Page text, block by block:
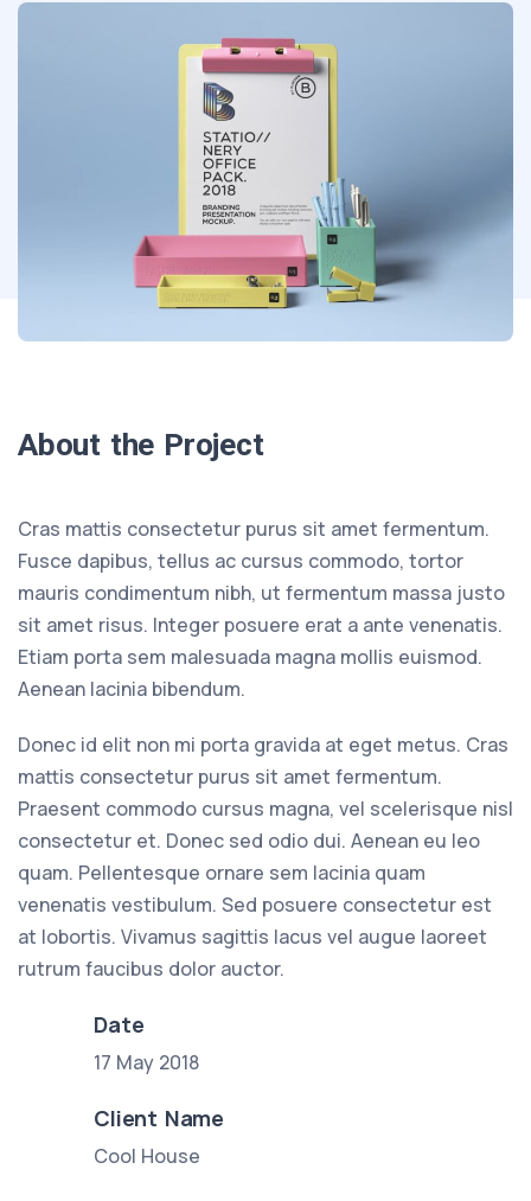
mollis
interdum.
About the Project
Cras mattis consectetur purus sit amet fermentum.
Fusce dapibus, tellus ac cursus commodo, tortor
mauris condimentum nibh, ut fermentum massa justo
sit amet risus. Integer posuere erat a ante venenatis.
Etiam porta sem malesuada magna mollis euismod.
Aenean lacinia bibendum.
Donec id elit non mi porta gravida at eget metus. Cras
mattis consectetur purus sit amet fermentum.
Praesent commodo cursus magna, vel scelerisque nisl
consectetur et. Donec sed odio dui. Aenean eu leo
quam. Pellentesque ornare sem lacinia quam
venenatis vestibulum. Sed posuere consectetur est
at lobortis. Vivamus sagittis lacus vel augue laoreet
rutrum faucibus dolor auctor.
Date
17 May 2018
Client Name
Cool House